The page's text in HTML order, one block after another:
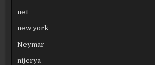
net
new york
Neymar
nijerya